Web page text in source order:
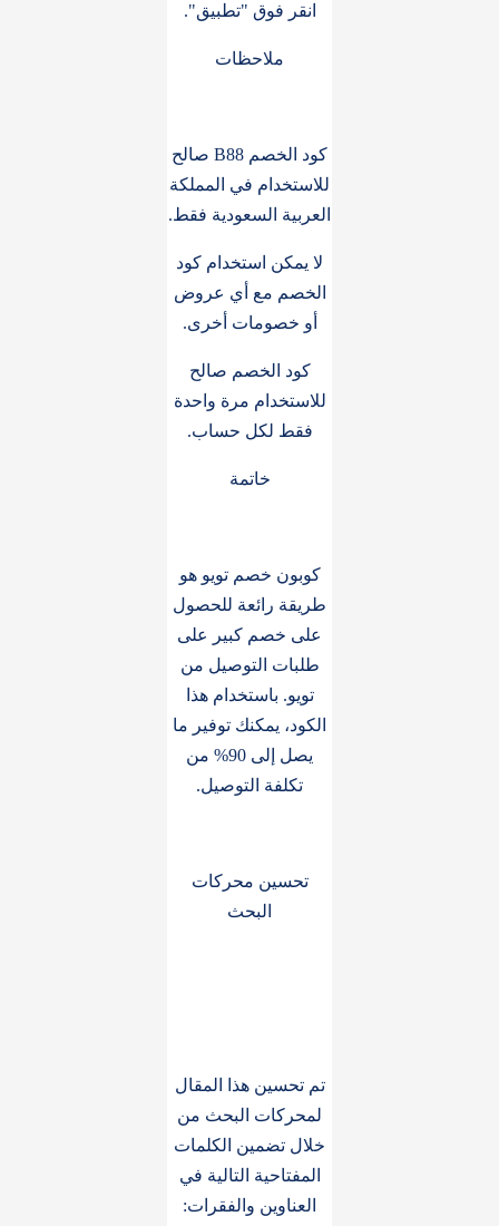
انقر فوق "تطبيق".
ملاحظات
كود الخصم B88 صالح
للاستخدام في المملكة
العربية السعودية فقط.
لا يمكن استخدام كود
الخصم مع أي عروض
أو خصومات أخرى.
كود الخصم صالح
للاستخدام مرة واحدة
فقط لكل حساب.
خاتمة
كوبون خصم تويو هو
طريقة رائعة للحصول
على خصم كبير على
طلبات التوصيل من
تويو. باستخدام هذا
الكود، يمكنك توفير ما
يصل إلى 90% من
تكلفة التوصيل.
تحسين محركات
البحث
تم تحسين هذا المقال
لمحركات البحث من
خلال تضمين الكلمات
المفتاحية التالية في
العناوين والفقرات: